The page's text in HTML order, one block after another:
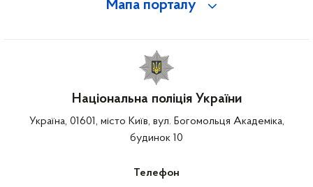
Мапа порталу
Національна поліція України
Україна, 01601, місто Київ, вул. Богомольця Академіка,
будинок 10
Телефон